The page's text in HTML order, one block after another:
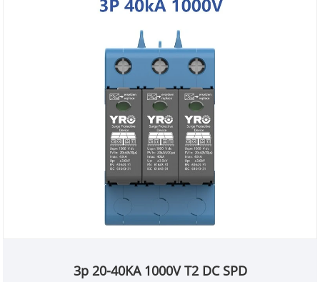
3p 20-40KA 1000V T2 DC SPD